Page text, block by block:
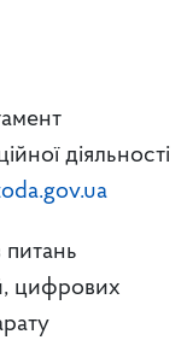
діяльності
питань
цифрових